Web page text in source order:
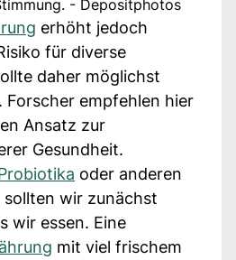
- Depositphotos
erhöht jedoch
für diverse
daher möglichst
Forscher empfehlen hier
Ansatz zur
Gesundheit.
oder anderen
wir zunächst
wir essen. Eine
mit viel frischem